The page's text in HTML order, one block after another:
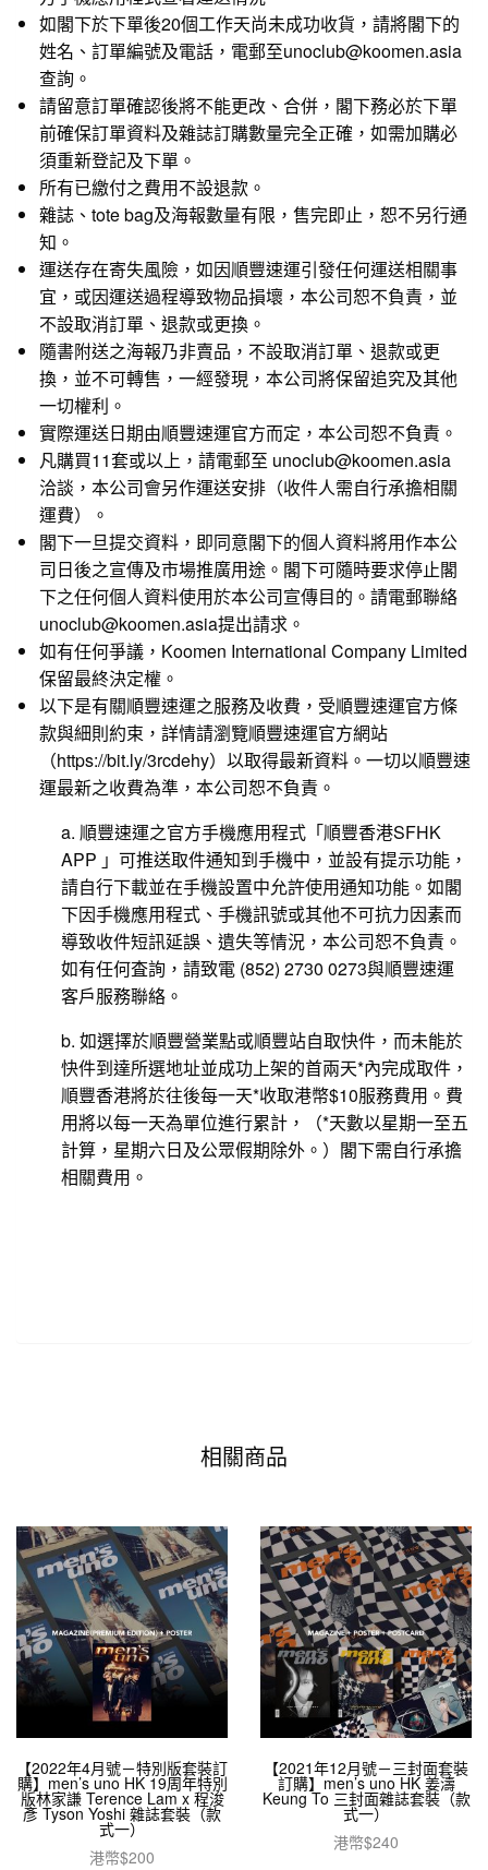
如閣下於下單後20個工作天尚未成功收貨，請將閣下的
姓名、訂單編號及電話，電郵至unoclub@koomen.asia
查詢。
請留意訂單確認後將不能更改、合併，閣下務必於下單
前確保訂單資料及雜誌訂購數量完全正確，如需加購必
須重新登記及下單。
所有已繳付之費用不設退款。
雜誌、tote bag及海報數量有限，售完即止，恕不另行通
知。
運送存在寄失風險，如因順豐速運引發任何運送相關事
宜，或因運送過程導致物品損壞，本公司恕不負責，並
不設取消訂單、退款或更換。
隨書附送之海報乃非賣品，不設取消訂單、退款或更
換，並不可轉售，一經發現，本公司將保留追究及其他
一切權利。
實際運送日期由順豐速運官方而定，本公司恕不負責。
凡購買11套或以上，請電郵至 unoclub@koomen.asia
洽談，本公司會另作運送安排（收件人需自行承擔相關
運費）。
閣下一旦提交資料，即同意閣下的個人資料將用作本公
司日後之宣傳及市場推廣用途。閣下可隨時要求停止閣
下之任何個人資料使用於本公司宣傳目的。請電郵聯絡
unoclub@koomen.asia提出請求。
如有任何爭議，Koomen International Company Limited
保留最終決定權。
以下是有關順豐速運之服務及收費，受順豐速運官方條
款與細則約束，詳情請瀏覽順豐速運官方網站
（https://bit.ly/3rcdehy）以取得最新資料。一切以順豐速
運最新之收費為準，本公司恕不負責。
a. 順豐速運之官方手機應用程式「順豐香港SFHK
APP 」可推送取件通知到手機中，並設有提示功能，
請自行下載並在手機設置中允許使用通知功能。如閣
下因手機應用程式、手機訊號或其他不可抗力因素而
導致收件短訊延誤、遺失等情況，本公司恕不負責。
如有任何査詢，請致電 (852) 2730 0273與順豐速運
客戶服務聯絡。
b. 如選擇於順豐營業點或順豐站自取快件，而未能於
快件到達所選地址並成功上架的首兩天*內完成取件，
順豐香港將於往後每一天*收取港幣$10服務費用。費
用將以每一天為單位進行累計，（*天數以星期一至五
計算，星期六日及公眾假期除外。）閣下需自行承擔
相關費用。
相關商品
【2022年4月號－特別版套裝訂
購】men’s uno HK 19周年特別
版林家謙 Terence Lam x 程浚
彥 Tyson Yoshi 雜誌套裝（款
式一）
港幣$200
【2021年12月號－三封面套裝
訂購】men’s uno HK 姜濤
Keung To 三封面雜誌套裝（款
式一）
港幣$240